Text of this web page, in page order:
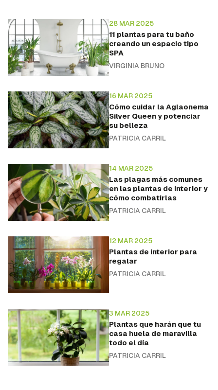
28 MAR 2025
11 plantas para tu baño
creando un espacio tipo
SPA
VIRGINIA BRUNO
16 MAR 2025
Cómo cuidar la Aglaonema
Silver Queen y potenciar
su belleza
PATRICIA CARRIL
14 MAR 2025
Las plagas más comunes
en las plantas de interior y
cómo combatirlas
PATRICIA CARRIL
12 MAR 2025
Plantas de interior para
regalar
PATRICIA CARRIL
3 MAR 2025
Plantas que harán que tu
casa huela de maravilla
todo el día
PATRICIA CARRIL